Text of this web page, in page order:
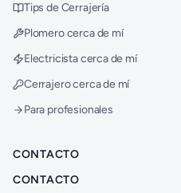
Tips de Cerrajería
Plomero cerca de mí
Electricista cerca de mí
Cerrajero cerca de mí
Para profesionales
CONTACTO
CONTACTO